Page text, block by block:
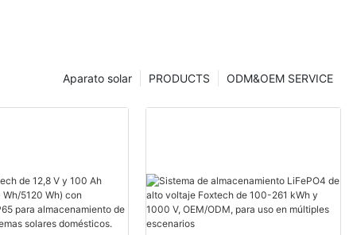
ODM&OEM SERVICE
PRODUCTS
Aparato solar